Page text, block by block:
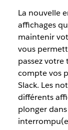
La nouvelle
affichages
maintenir
vous
passez votre
compte vos
Slack. Les
différents
plonger